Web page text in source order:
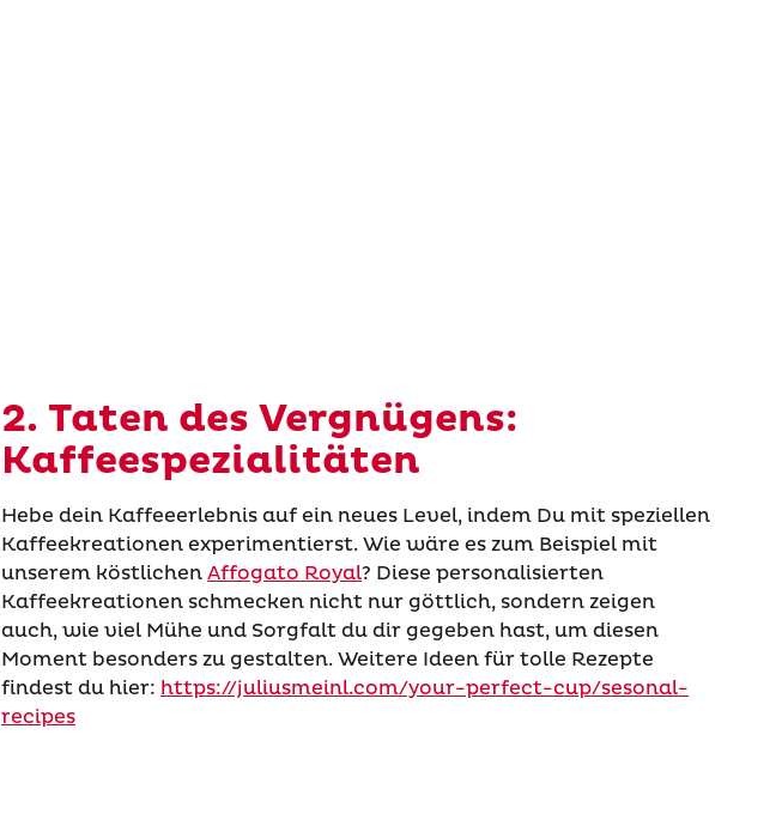
2. Taten des Vergnügens:
Kaffeespezialitäten
Hebe dein Kaffeeerlebnis auf ein neues Level, indem Du mit speziellen
Kaffeekreationen experimentierst. Wie wäre es zum Beispiel mit
unserem köstlichen Affogato Royal? Diese personalisierten
Kaffeekreationen schmecken nicht nur göttlich, sondern zeigen
auch, wie viel Mühe und Sorgfalt du dir gegeben hast, um diesen
Moment besonders zu gestalten. Weitere Ideen für tolle Rezepte
findest du hier: https://juliusmeinl.com/your-perfect-cup/sesonal-
recipes